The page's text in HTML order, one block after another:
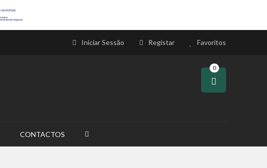
Favoritos
Registar
Iniciar Sessão
0
CONTACTOS